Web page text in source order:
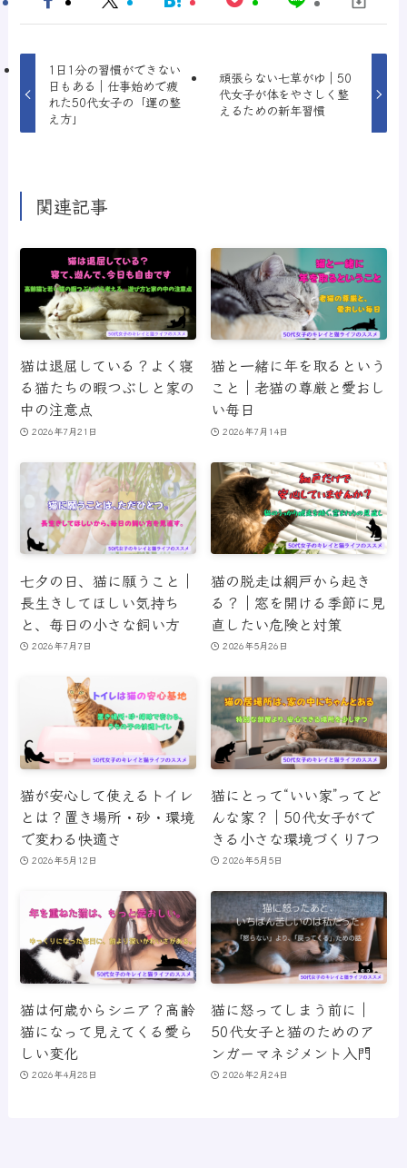
1日1分の習慣ができない
日もある｜仕事始めで疲
れた50代女子の「運の整
え方」
頑張らない七草がゆ｜50
代女子が体をやさしく整
えるための新年習慣
関連記事
猫は退屈している？よく寝
る猫たちの暇つぶしと家の
中の注意点
2026年7月21日
猫と一緒に年を取るという
こと｜老猫の尊厳と愛おし
い毎日
2026年7月14日
七夕の日、猫に願うこと｜
長生きしてほしい気持ち
と、毎日の小さな飼い方
2026年7月7日
猫の脱走は網戸から起き
る？｜窓を開ける季節に見
直したい危険と対策
2026年5月26日
猫が安心して使えるトイレ
とは？置き場所・砂・環境
で変わる快適さ
2026年5月12日
猫にとって“いい家”ってど
んな家？｜50代女子がで
きる小さな環境づくり7つ
2026年5月5日
猫は何歳からシニア？高齢
猫になって見えてくる愛ら
しい変化
2026年4月28日
猫に怒ってしまう前に｜
50代女子と猫のためのア
ンガーマネジメント入門
2026年2月24日